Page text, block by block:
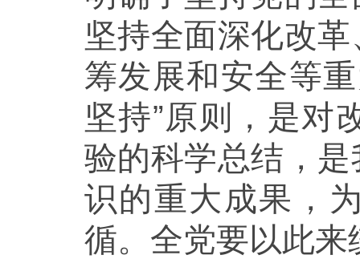
坚持全面深化改
筹发展和安全等
坚持”原则，是对
验的科学总结，
识的重大成果，
循。全党要以此